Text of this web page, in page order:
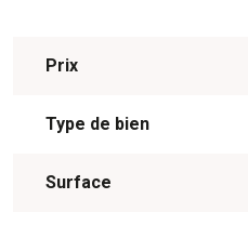
Prix
Type de bien
Surface